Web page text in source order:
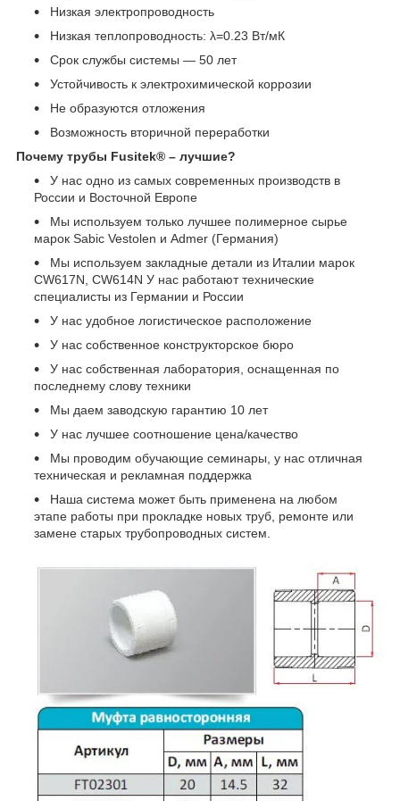
Низкая электропроводность
Низкая теплопроводность: λ=0.23 Вт/мК
Срок службы системы ― 50 лет
Устойчивость к электрохимической коррозии
Не образуются отложения
Возможность вторичной переработки
Почему трубы Fusitek® – лучшие?
У нас одно из самых современных производств в
России и Восточной Европе
Мы используем только лучшее полимерное сырье
марок Sabic Vestolen и Admer (Германия)
Мы используем закладные детали из Италии марок
CW617N, CW614N У нас работают технические
специалисты из Германии и России
У нас удобное логистическое расположение
У нас собственное конструкторское бюро
У нас собственная лаборатория, оснащенная по
последнему слову техники
Мы даем заводскую гарантию 10 лет
У нас лучшее соотношение цена/качество
Мы проводим обучающие семинары, у нас отличная
техническая и рекламная поддержка
Наша система может быть применена на любом
этапе работы при прокладке новых труб, ремонте или
замене старых трубопроводных систем.